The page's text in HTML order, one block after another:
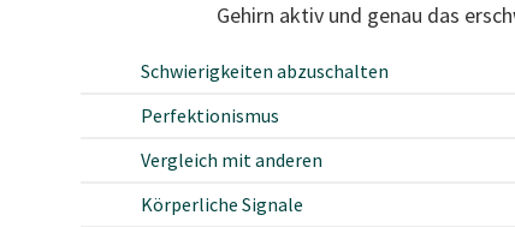
Gehirn aktiv und genau das
Schwierigkeiten abzuschalten
Perfektionismus
Vergleich mit anderen
Körperliche Signale